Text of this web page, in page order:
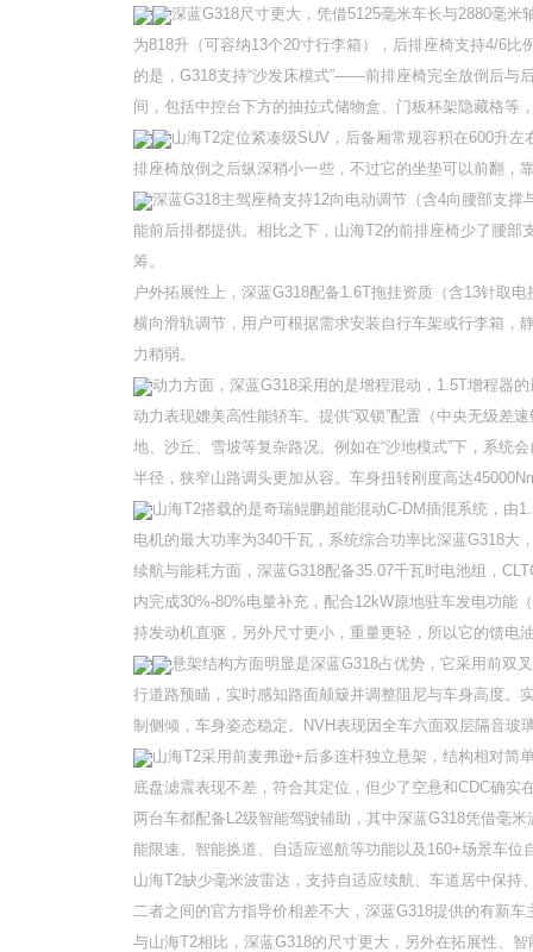
深蓝G318尺寸更大，凭借5125毫米车长与2880毫
为818升（可容纳13个20寸行李箱），后排座椅支持4/6
的是，G318支持“沙发床模式”——前排座椅完全放倒后与
间，包括中控台下方的抽拉式储物盒、门板杯架隐藏格等
山海T2定位紧凑级SUV，后备厢常规容积在600升
排座椅放倒之后纵深稍小一些，不过它的坐垫可以前翻，
深蓝G318主驾座椅支持12向电动调节（含4向腰部支
能前后排都提供。相比之下，山海T2的前排座椅少了腰
筹。
户外拓展性上，深蓝G318配备1.6T拖挂资质（含13针取
横向滑轨调节，用户可根据需求安装自行车架或行李箱，
力稍弱。
动力方面，深蓝G318采用的是增程混动，1.5T增程器
动力表现媲美高性能轿车。提供“双锁”配置（中央无级差
地、沙丘、雪坡等复杂路况。例如在“沙地模式”下，系统
半径，狭窄山路调头更加从容。车身扭转刚度高达
山海T2搭载的是奇瑞鲲鹏超能混动C-DM插混系统，由
电机的最大功率为340千瓦，系统综合功率比深蓝G318大
续航与能耗方面，深蓝G318配备35.07千瓦时电池组，
内完成30%-80%电量补充，配合12kW原地驻车发电功能
持发动机直驱，另外尺寸更小，重量更轻，所以它的馈电
悬架结构方面明显是深蓝G318占优势，它采用前双
行道路预瞄，实时感知路面颠簸并调整阻尼与车身高度。
制侧倾，车身姿态稳定。NVH表现因全车六面双层隔音
山海T2采用前麦弗逊+后多连杆独立悬架，结构相对简
底盘滤震表现不差，符合其定位，但少了空悬和CDC确实
两台车都配备L2级智能驾驶辅助，其中深蓝G318凭借毫
能限速、智能换道、自适应巡航等功能以及160+场景车
山海T2缺少毫米波雷达，支持自适应续航、车道居中保
二者之间的官方指导价相差不大，深蓝G318提供的有新
与山海T2相比，深蓝G318的尺寸更大，另外在拓展性、